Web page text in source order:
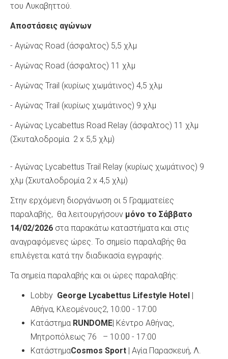
του Λυκαβηττού.
Αποστάσεις αγώνων
- Αγώνας Road (άσφαλτος) 5,5 χλμ
- Αγώνας Road (άσφαλτος) 11 χλμ
- Αγώνας Trail (κυρίως χωμάτινος) 4,5 χλμ
- Αγώνας Trail (κυρίως χωμάτινος) 9 χλμ
- Αγώνας Lycabettus Road Relay (άσφαλτος) 11 χλμ
(Σκυταλοδρομία 2 x 5,5 χλμ)
- Αγώνας Lycabettus Trail Relay (κυρίως χωμάτινος) 9
χλμ (Σκυταλοδρομία 2 x 4,5 χλμ)
Στην ερχόμενη διοργάνωση οι 5 Γραμματείες
παραλαβής, θα λειτουργήσουν μόνο το Σάββατο
14/02/2026 στα παρακάτω καταστήματα και στις
αναγραφόμενες ώρες. Το σημείο παραλαβής θα
επιλέγεται κατά την διαδικασία εγγραφής.
Τα σημεία παραλαβής και οι ώρες παραλαβής:
Lobby George Lycabettus Lifestyle Hotel
Αθήνα, Κλεομένους2, 10:00 - 17:00
Κατάστημα RUNDOME | Κέντρο Αθήνας,
Μητροπόλεως 76 – 10:00 - 17:00
ΚατάστημαCosmos Sport | Αγία Παρασκευή, Λ.